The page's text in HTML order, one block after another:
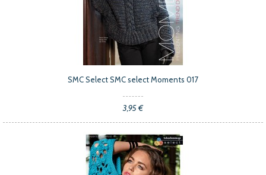
SMC Select SMC select Moments 017
3,95 €